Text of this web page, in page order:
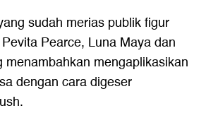
sudah merias publik figur
Pearce, Luna Maya dan
menambahkan mengaplikasikan
dengan cara digeser